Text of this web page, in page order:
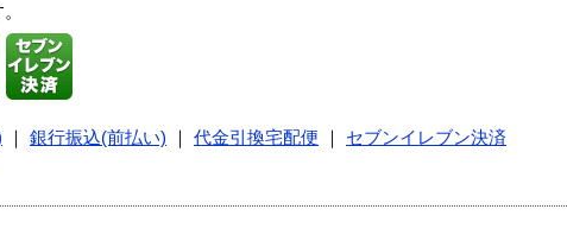
銀行振込(前払い) 代金引換宅配便
セブンイレブン決済